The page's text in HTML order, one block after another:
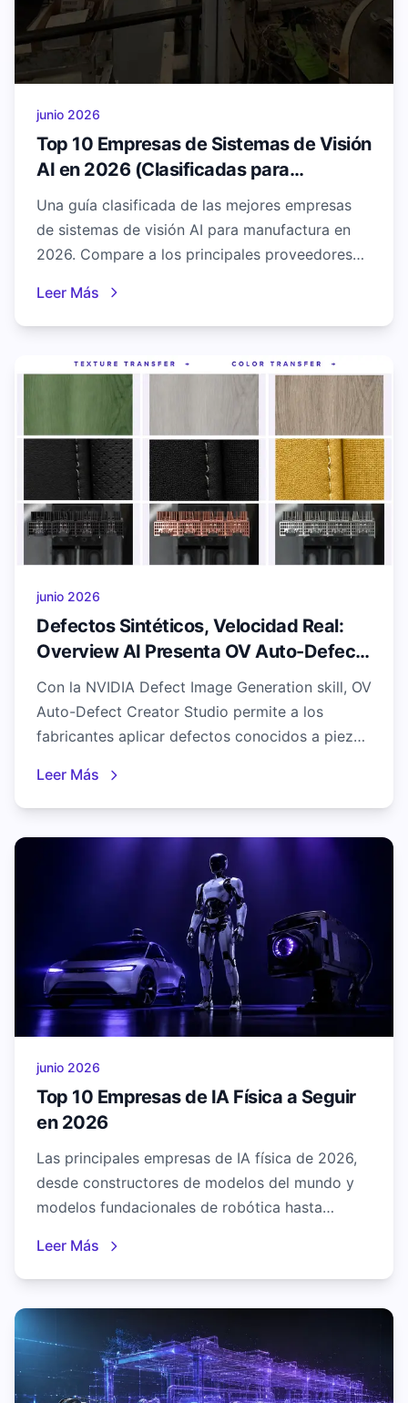
junio 2026
Top 10 Empresas de Sistemas de Visión
AI en 2026 (Clasificadas para
Manufactura)
Una guía clasificada de las mejores empresas
de sistemas de visión AI para manufactura en
2026. Compare a los principales proveedores
implementación, procesamiento edge y costo
total de propiedad.
Leer Más
junio 2026
Defectos Sintéticos, Velocidad Real:
Overview AI Presenta OV Auto-Defect
Creator Studio para Acelerar la
Inspección Visual
Con la NVIDIA Defect Image Generation skill, OV
Auto-Defect Creator Studio permite a los
fabricantes aplicar defectos conocidos a piezas
reutilizables de defectos y poner en marcha
modelos de inspección con IA en minutos en
lugar de semanas.
Leer Más
junio 2026
Top 10 Empresas de IA Física a Seguir
en 2026
Las principales empresas de IA física de 2026,
desde constructores de modelos del mundo y
modelos fundacionales de robótica hasta
planta. Una guía clasificada de quién lidera la IA
encarnada.
Leer Más